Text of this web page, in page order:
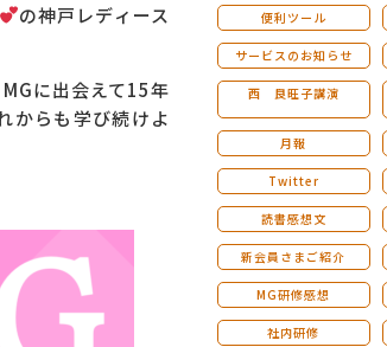
の神戸レディース
に出会えて15年
からも学び続けよ
便利ツール
サービスのお知らせ
西 良旺子講演
月報
Twitter
読書感想文
新会員さまご紹介
MG研修感想
社内研修